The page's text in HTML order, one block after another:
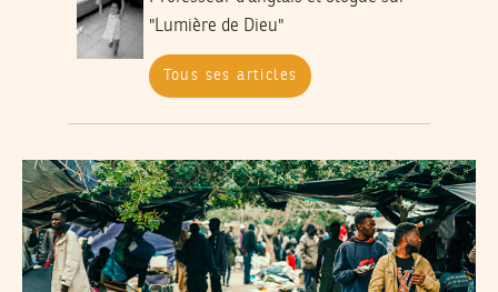
"Lumière de Dieu"
Tous ses articles